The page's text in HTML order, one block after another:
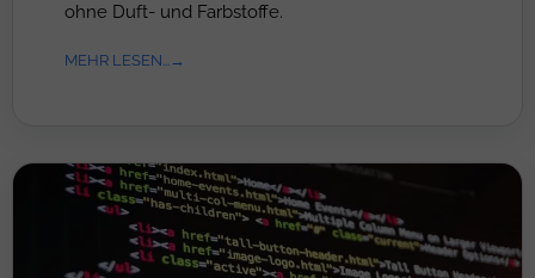
ohne Duft- und Farbstoffe.
MEHR LESEN...